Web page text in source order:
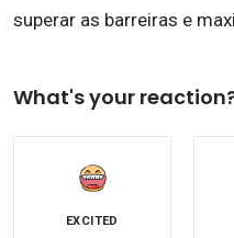
superar as barreiras e
What's your
EXCITED